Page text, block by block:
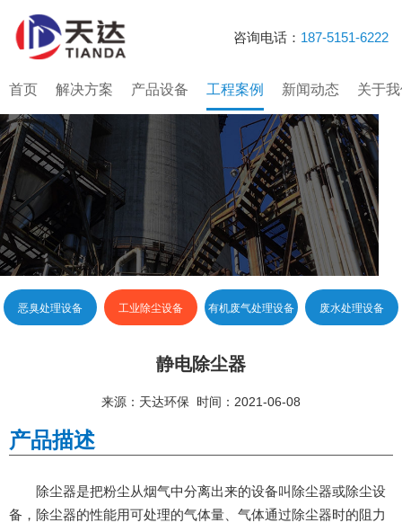
咨询电话： 187-5151-6222
首页 解决方案 产品设备 工程案例 新闻动态 关于
恶臭处理设备 工业除尘设备 有机废气处理设备 废水处理设备
静电除尘器
来源：天达环保 时间：2021-06-08
产品描述
除尘器是把粉尘从烟气中分离出来的设备叫除尘器或除尘设
备，除尘器的性能用可处理的气体量、气体通过除尘器时的阻力